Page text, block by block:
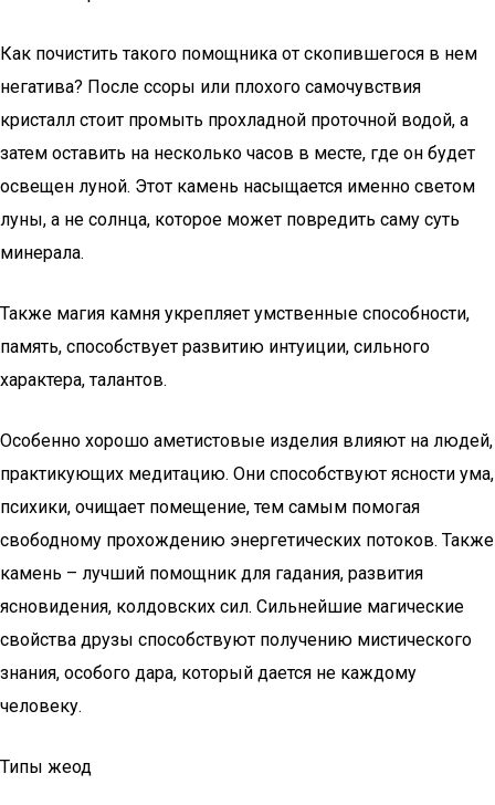
Как почистить такого помощника от скопившегося в нем
негатива? После ссоры или плохого самочувствия
кристалл стоит промыть прохладной проточной водой, а
затем оставить на несколько часов в месте, где он будет
освещен луной. Этот камень насыщается именно светом
луны, а не солнца, которое может повредить саму суть
минерала.
Также магия камня укрепляет умственные способности,
память, способствует развитию интуиции, сильного
характера, талантов.
Особенно хорошо аметистовые изделия влияют на людей,
практикующих медитацию. Они способствуют ясности ума,
психики, очищает помещение, тем самым помогая
свободному прохождению энергетических потоков. Также
камень – лучший помощник для гадания, развития
ясновидения, колдовских сил. Сильнейшие магические
свойства друзы способствуют получению мистического
знания, особого дара, который дается не каждому
человеку.
Типы жеод